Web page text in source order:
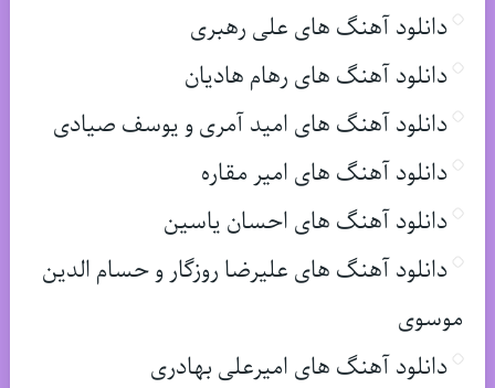
دانلود آهنگ های علی رهبری
دانلود آهنگ های رهام هادیان
دانلود آهنگ های امید آمری و یوسف صیادی
دانلود آهنگ های امیر مقاره
دانلود آهنگ های احسان یاسین
دانلود آهنگ های علیرضا روزگار و حسام الدین
موسوی
دانلود آهنگ های امیرعلی بهادری